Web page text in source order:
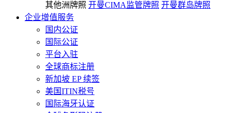
其他洲牌照 开曼CIMA监管牌照 开曼群岛牌照
企业增值服务
国内公证
国际公证
平台入驻
全球商标注册
新加坡 EP 续签
美国ITIN税号
国际海牙认证